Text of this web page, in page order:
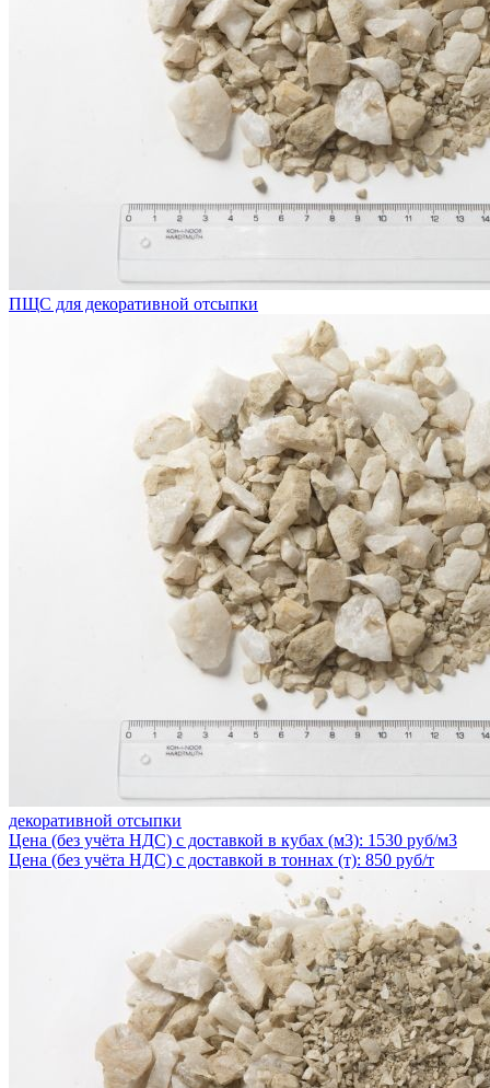
ПЩС для декоративной отсыпки
декоративной отсыпки
Цена (без учёта НДС) с доставкой в кубах (м3): 1530 руб/м3
Цена (без учёта НДС) с доставкой в тоннах (т): 850 руб/т